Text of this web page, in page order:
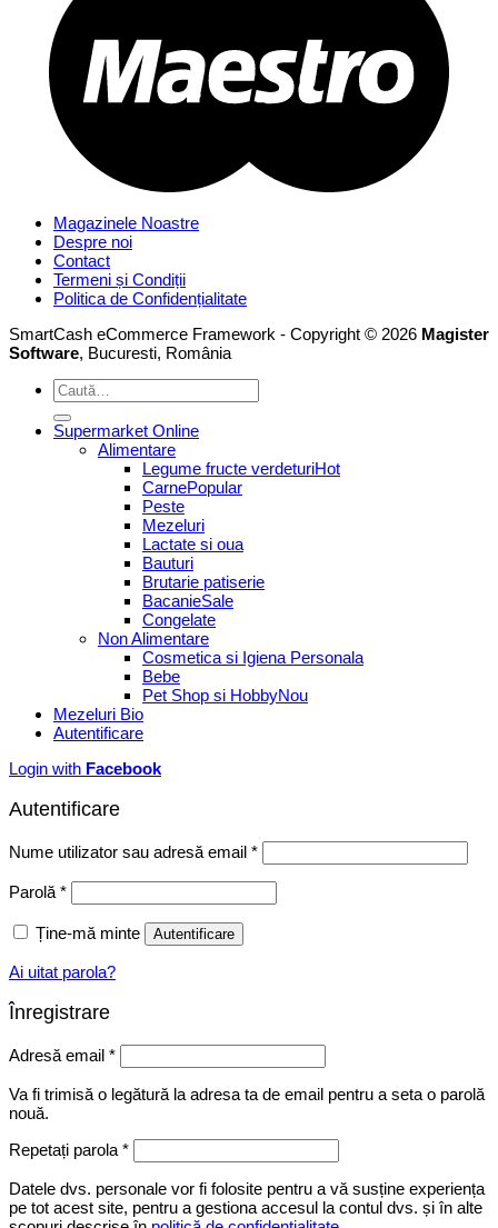
Magazinele Noastre
Despre noi
Contact
Termeni și Condiții
Politica de Confidențialitate
SmartCash eCommerce Framework - Copyright © 2026 Magister
Software, Bucuresti, România
Caută
după:
Supermarket Online
Alimentare
Legume fructe verdeturi
Carne
Peste
Mezeluri
Lactate si oua
Bauturi
Brutarie patiserie
Bacanie
Congelate
Non Alimentare
Cosmetica si Igiena Personala
Bebe
Pet Shop si Hobby
Mezeluri Bio
Autentificare
Login with Facebook
Autentificare
Nume utilizator sau adresă email *Obligatoriu
Parolă *Obligatoriu
Ține-mă minte Autentificare
Ai uitat parola?
Înregistrare
Adresă email *Obligatoriu
Va fi trimisă o legătură la adresa ta de email pentru a seta o parolă
nouă.
Repetați parola *
Datele dvs. personale vor fi folosite pentru a vă susține experiența
pe tot acest site, pentru a gestiona accesul la contul dvs. și în alte